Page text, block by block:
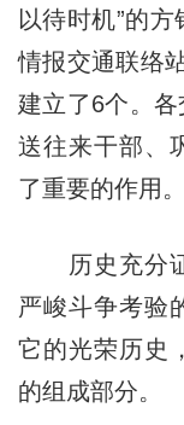
以待时机”的
情报交通联络
建立了6个。
送往来干部、
了重要的作用。
历史充分证
严峻斗争考验
它的光荣历史
的组成部分。